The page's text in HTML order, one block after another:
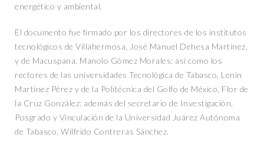
energético y ambiental.
El documento fue firmado por los directores de los institutos
tecnológicos de Villahermosa, José Manuel Dehesa Martínez,
y de Macuspana, Manolo Gómez Morales; así como los
rectores de las universidades Tecnológica de Tabasco, Lenin
Martínez Pérez y de la Politécnica del Golfo de México, Flor de
la Cruz González; además del secretario de Investigación,
Posgrado y Vinculación de la Universidad Juárez Autónoma
de Tabasco, Wilfrido Contreras Sánchez.